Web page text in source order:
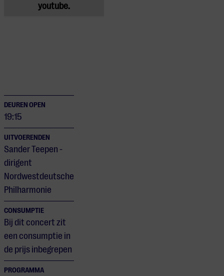
youtube.
DEUREN OPEN
19:15
UITVOERENDEN
Sander Teepen -
dirigent
Nordwestdeutsche
Philharmonie
CONSUMPTIE
Bij dit concert zit
een consumptie in
de prijs inbegrepen
PROGRAMMA